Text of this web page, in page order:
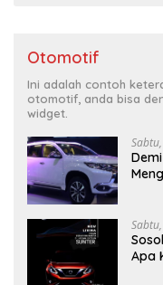
Otomotif
Ini adalah contoh
otomotif, anda bisa
widget.
Apa